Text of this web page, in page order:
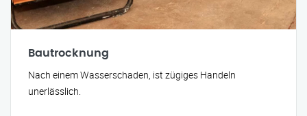
Bautrocknung
Nach einem Wasserschaden, ist zügiges Handeln
unerlässlich.